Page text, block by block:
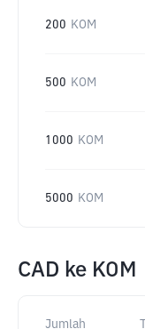
200 KOM
500 KOM
1000 KOM
5000 KOM
CAD ke KOM
Jumlah